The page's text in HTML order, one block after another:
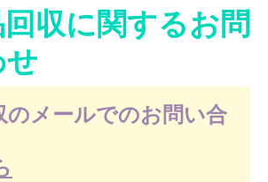
収に関するお問
のメールでのお問い合